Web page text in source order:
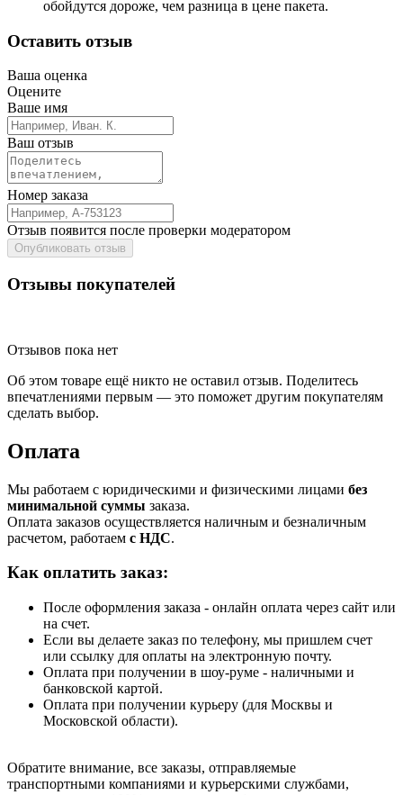
обойдутся дороже, чем разница в цене пакета.
Оставить отзыв
Ваша оценка
Оцените
Ваше имя
Ваш отзыв
Номер заказа
Отзыв появится после проверки модератором
Опубликовать отзыв
Отзывы покупателей
Отзывов пока нет
Об этом товаре ещё никто не оставил отзыв. Поделитесь
впечатлениями первым — это поможет другим покупателям
сделать выбор.
Оплата
Мы работаем с юридическими и физическими лицами без
минимальной суммы заказа.
Оплата заказов осуществляется наличным и безналичным
расчетом, работаем с НДС.
Как оплатить заказ:
После оформления заказа - онлайн оплата через сайт или
на счет.
Если вы делаете заказ по телефону, мы пришлем счет
или ссылку для оплаты на электронную почту.
Оплата при получении в шоу-руме - наличными и
банковской картой.
Оплата при получении курьеру (для Москвы и
Московской области).
Обратите внимание, все заказы, отправляемые
транспортными компаниями и курьерскими службами,